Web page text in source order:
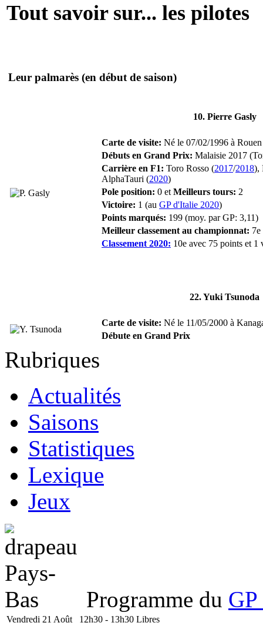
Tout savoir sur... les pilotes
Leur palmarès (en début de saison)
10. Pierre Gasly
Carte de visite: Né le 07/02/1996 à
Débuts en Grand Prix: Malaisie 2017
Carrière en F1: Toro Rosso (2017/2018),
AlphaTauri (2020)
Pole position: 0 et Meilleurs tours: 2
Victoire: 1 (au GP d'Italie 2020)
Points marqués: 199 (moy. par GP: 3,11)
Meilleur classement au championnat:
Classement 2020: 10e avec 75 points et 1
22. Yuki Tsunoda
Carte de visite: Né le 11/05/2000 à
Débute en Grand Prix
Rubriques
Actualités
Saisons
Statistiques
Lexique
Jeux
Programme du
Vendredi 21 Août 12h30 - 13h30 Libres